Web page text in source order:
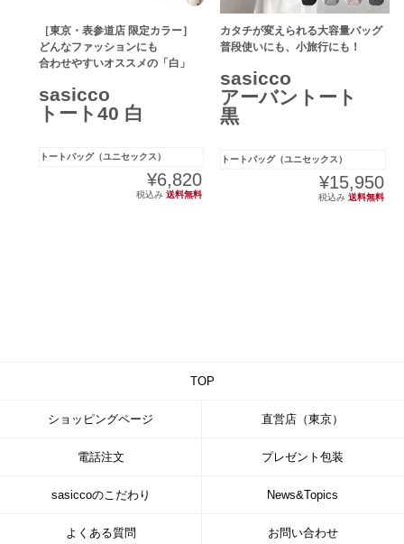
［東京・表参道店 限定カラー］
どんなファッションにも
合わせやすいオススメの「白」
sasicco
トート40 白
トートバッグ（ユニセックス）
¥6,820
税込み 送料無料
カタチが変えられる大容量バッグ
普段使いにも、小旅行にも！
sasicco
アーバントート
黒
トートバッグ（ユニセックス）
¥15,950
税込み 送料無料
TOP
ショッピングページ 直営店（東京）
電話注文 プレゼント包装
sasiccoのこだわり News&Topics
よくある質問 お問い合わせ